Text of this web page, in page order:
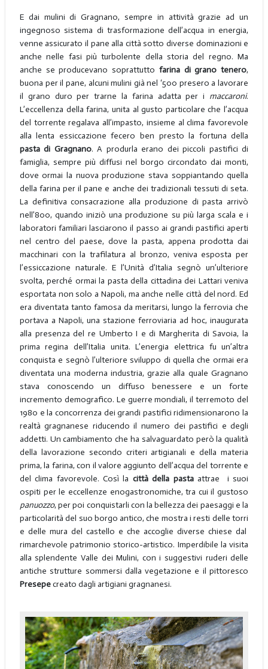
E dai mulini di Gragnano, sempre in attività grazie ad un
ingegnoso sistema di trasformazione dell’acqua in energia,
venne assicurato il pane alla città sotto diverse dominazioni e
anche nelle fasi più turbolente della storia del regno. Ma
anche se producevano soprattutto farina di grano tenero,
buona per il pane, alcuni mulini già nel ‘500 presero a lavorare
il grano duro per trarne la farina adatta per i maccaroni.
L’eccellenza della farina, unita al gusto particolare che l’acqua
del torrente regalava all’impasto, insieme al clima favorevole
alla lenta essiccazione fecero ben presto la fortuna della
pasta di Gragnano. A produrla erano dei piccoli pastifici di
famiglia, sempre più diffusi nel borgo circondato dai monti,
dove ormai la nuova produzione stava soppiantando quella
della farina per il pane e anche dei tradizionali tessuti di seta.
La definitiva consacrazione alla produzione di pasta arrivò
nell’800, quando iniziò una produzione su più larga scala e i
laboratori familiari lasciarono il passo ai grandi pastifici aperti
nel centro del paese, dove la pasta, appena prodotta dai
macchinari con la trafilatura al bronzo, veniva esposta per
l’essiccazione naturale. E l’Unità d’Italia segnò un’ulteriore
svolta, perché ormai la pasta della cittadina dei Lattari veniva
esportata non solo a Napoli, ma anche nelle città del nord. Ed
era diventata tanto famosa da meritarsi, lungo la ferrovia che
portava a Napoli, una stazione ferroviaria ad hoc, inaugurata
alla presenza del re Umberto I e di Margherita di Savoia, la
prima regina dell’Italia unita. L’energia elettrica fu un’altra
conquista e segnò l’ulteriore sviluppo di quella che ormai era
diventata una moderna industria, grazie alla quale Gragnano
stava conoscendo un diffuso benessere e un forte
incremento demografico. Le guerre mondiali, il terremoto del
1980 e la concorrenza dei grandi pastifici ridimensionarono la
realtà gragnanese riducendo il numero dei pastifici e degli
addetti. Un cambiamento che ha salvaguardato però la qualità
della lavorazione secondo criteri artigianali e della materia
prima, la farina, con il valore aggiunto dell’acqua del torrente e
del clima favorevole. Così la città della pastaattrae i suoi
ospiti per le eccellenze enogastronomiche, tra cui il gustoso
panuozzo, per poi conquistarli con la bellezza dei paesaggi e la
particolarità del suo borgo antico, che mostra i resti delle torri
e delle mura del castello e che accoglie diverse chiese dal
rimarchevole patrimonio storico-artistico. Imperdibile la visita
alla splendente Valle dei Mulini, con i suggestivi ruderi delle
antiche strutture sommersi dalla vegetazione e il pittoresco
Presepecreato dagli artigiani gragnanesi.